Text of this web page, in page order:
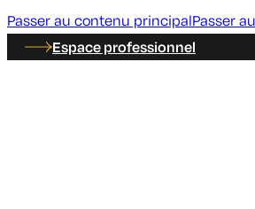
Passer au contenu principalPasser
Espace professionnel